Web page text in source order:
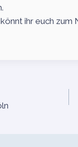
ihr euch zum